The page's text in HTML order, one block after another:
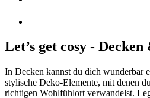
Let’s get cosy -
In Decken kannst du dich wunderbar
stylische Deko-Elemente, mit denen
richtigen Wohlfühlort verwandelst.